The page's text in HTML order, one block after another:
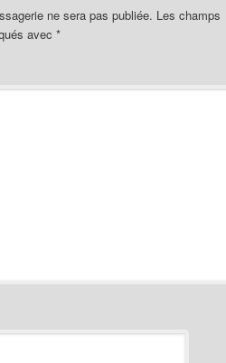
ne sera pas publiée. Les champs
avec *